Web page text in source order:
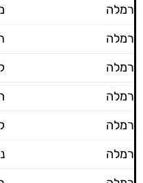
רמלה
רמלה
רמלה
רמלה
רמלה
רמלה